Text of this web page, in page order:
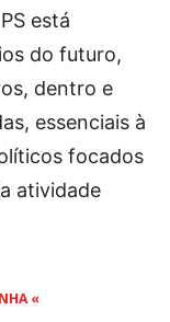
está
do futuro,
dentro e
essenciais à
focados
atividade
«